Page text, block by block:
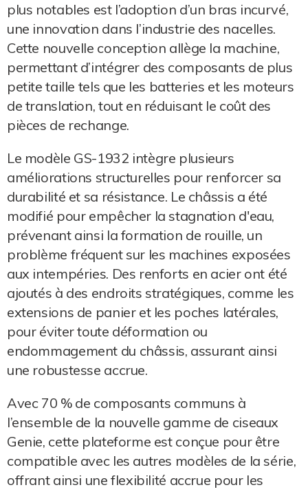
plus notables est l’adoption d’un bras incurvé,
une innovation dans l’industrie des nacelles.
Cette nouvelle conception allège la machine,
permettant d’intégrer des composants de plus
petite taille tels que les batteries et les moteurs
de translation, tout en réduisant le coût des
pièces de rechange.
Le modèle GS-1932 intègre plusieurs
améliorations structurelles pour renforcer sa
durabilité et sa résistance. Le châssis a été
modifié pour empêcher la stagnation d'eau,
prévenant ainsi la formation de rouille, un
problème fréquent sur les machines exposées
aux intempéries. Des renforts en acier ont été
ajoutés à des endroits stratégiques, comme les
extensions de panier et les poches latérales,
pour éviter toute déformation ou
endommagement du châssis, assurant ainsi
une robustesse accrue.
Avec 70 % de composants communs à
l’ensemble de la nouvelle gamme de ciseaux
Genie, cette plateforme est conçue pour être
compatible avec les autres modèles de la série,
offrant ainsi une flexibilité accrue pour les